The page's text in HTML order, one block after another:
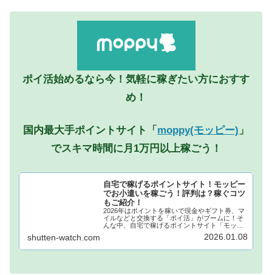
ポイ活始めるなら今！気軽に稼ぎたい方におすす
め！
国内最大手ポイントサイト「 moppy(モッピー) 」
でスキマ時間に月1万円以上稼ごう！
自宅で稼げるポイントサイト！モッピー
でお小遣いを稼ごう！評判は？稼ぐコツ
もご紹介！
2026年はポイントを稼いで現金やギフト券、マ
イルなどと交換する「ポイ活」がブームに！そ
んな中、自宅で稼げるポイントサイト「モッピ
ー」が注目されています！モッピーに登録し、
自宅でポイントを稼げば、あなたも月1万円稼ぐ
shutten-watch.com 2026.01.08